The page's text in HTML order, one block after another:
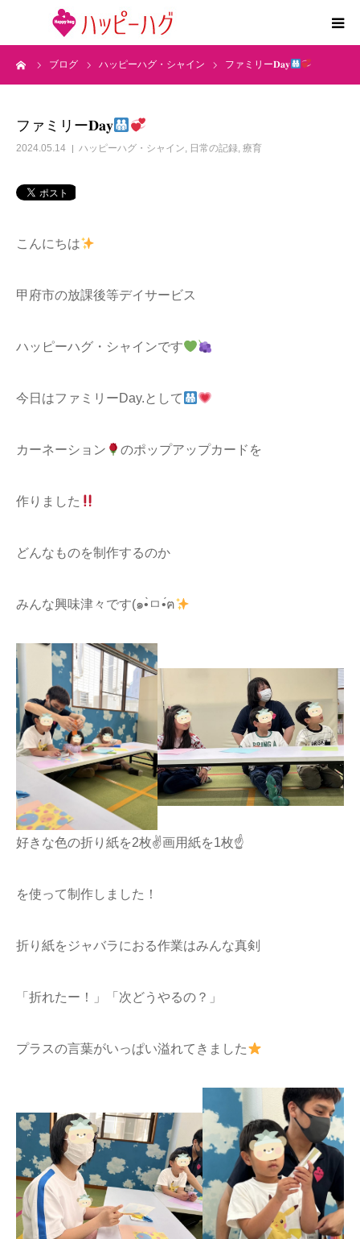
ブログ ハッピーハグ・シャイン ファミリー‪𝐃𝐚𝐲‬
ファミリー‪𝐃𝐚𝐲‬
2024.05.14 ハッピーハグ・シャイン, 日常の記録, 療育
こんにちは
甲府市の放課後等デイサービス
ハッピーハグ・シャインです
今日はファミリーDay.として
カーネーション のポップアップカードを
作りました
どんなものを制作するのか
みんな興味津々です(๑•̀ㅁ•́ฅ
好きな色の折り紙を2枚✌️画用紙を1枚☝‪‪
を使って制作しました！
折り紙をジャバラにおる作業はみんな真剣
「折れたー！」「次どうやるの？」
プラスの言葉がいっぱい溢れてきました
2つの特徴
求人情報
運営会社